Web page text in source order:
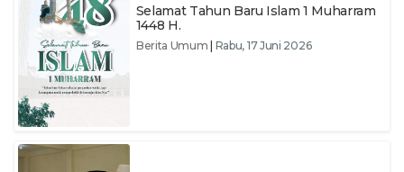
Selamat Tahun Baru Islam 1 Muharram
1448 H.
Berita Umum Rabu, 17 Juni 2026